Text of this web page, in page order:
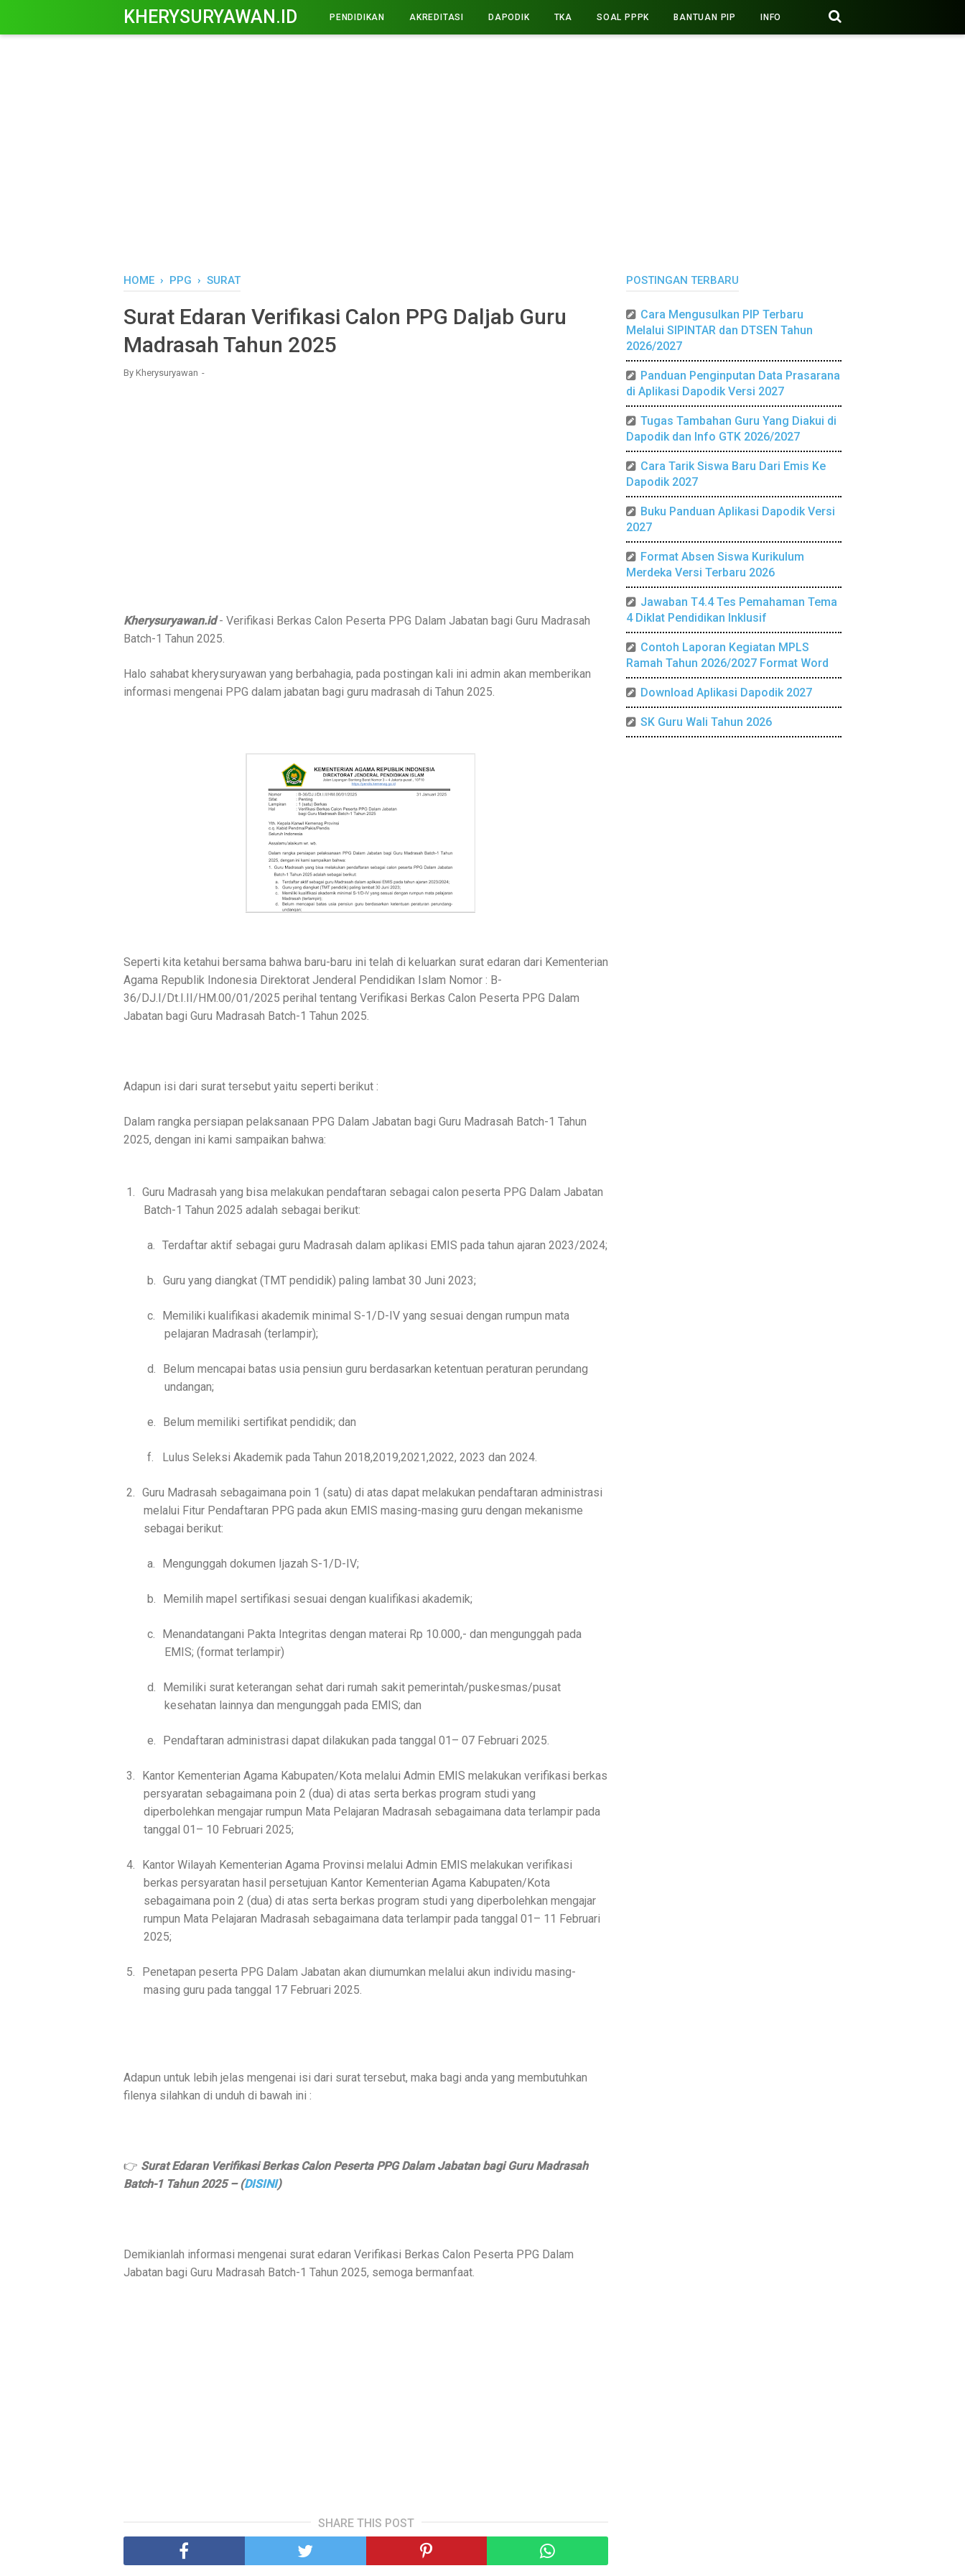
KHERYSURYAWAN.ID PENDIDIKAN AKREDITASI DAPODIK TKA SOAL PPPK BANTUAN PIP INFO
HOME › PPG › SURAT
Surat Edaran Verifikasi Calon PPG Daljab Guru
Madrasah Tahun 2025
By Kherysuryawan
Kherysuryawan.id- Verifikasi Berkas Calon Peserta PPG Dalam Jabatan bagi Guru Madrasah
Batch-1 Tahun 2025.
Halo sahabat kherysuryawan yang berbahagia, pada postingan kali ini admin akan memberikan
informasi mengenai PPG dalam jabatan bagi guru madrasah di Tahun 2025.
Seperti kita ketahui bersama bahwa baru-baru ini telah di keluarkan surat edaran dari Kementerian
Agama Republik Indonesia Direktorat Jenderal Pendidikan Islam Nomor : B-
36/DJ.I/Dt.I.II/HM.00/01/2025 perihal tentang Verifikasi Berkas Calon Peserta PPG Dalam
Jabatan bagi Guru Madrasah Batch-1 Tahun 2025.
Adapun isi dari surat tersebut yaitu seperti berikut :
Dalam rangka persiapan pelaksanaan PPG Dalam Jabatan bagi Guru Madrasah Batch-1 Tahun
2025, dengan ini kami sampaikan bahwa:
1.
Guru Madrasah yang bisa melakukan pendaftaran sebagai calon peserta PPG Dalam Jabatan
Batch-1 Tahun 2025 adalah sebagai berikut:
a. Terdaftar aktif sebagai guru Madrasah dalam aplikasi EMIS pada tahun ajaran 2023/2024;
b. Guru yang diangkat (TMT pendidik) paling lambat 30 Juni 2023;
c.
Memiliki kualifikasi akademik minimal S-1/D-IV yang sesuai dengan rumpun mata
pelajaran Madrasah (terlampir);
d.
Belum mencapai batas usia pensiun guru berdasarkan ketentuan peraturan perundang
undangan;
e. Belum memiliki sertifikat pendidik; dan
f. Lulus Seleksi Akademik pada Tahun 2018,2019,2021,2022, 2023 dan 2024.
2.
Guru Madrasah sebagaimana poin 1 (satu) di atas dapat melakukan pendaftaran administrasi
melalui Fitur Pendaftaran PPG pada akun EMIS masing-masing guru dengan mekanisme
sebagai berikut:
a. Mengunggah dokumen Ijazah S-1/D-IV;
b. Memilih mapel sertifikasi sesuai dengan kualifikasi akademik;
c.
Menandatangani Pakta Integritas dengan materai Rp 10.000,- dan mengunggah pada
EMIS; (format terlampir)
d.
Memiliki surat keterangan sehat dari rumah sakit pemerintah/puskesmas/pusat
kesehatan lainnya dan mengunggah pada EMIS; dan
e. Pendaftaran administrasi dapat dilakukan pada tanggal 01– 07 Februari 2025.
3.
Kantor Kementerian Agama Kabupaten/Kota melalui Admin EMIS melakukan verifikasi berkas
persyaratan sebagaimana poin 2 (dua) di atas serta berkas program studi yang
diperbolehkan mengajar rumpun Mata Pelajaran Madrasah sebagaimana data terlampir pada
tanggal 01– 10 Februari 2025;
4.
Kantor Wilayah Kementerian Agama Provinsi melalui Admin EMIS melakukan verifikasi
berkas persyaratan hasil persetujuan Kantor Kementerian Agama Kabupaten/Kota
sebagaimana poin 2 (dua) di atas serta berkas program studi yang diperbolehkan mengajar
rumpun Mata Pelajaran Madrasah sebagaimana data terlampir pada tanggal 01– 11 Februari
2025;
5.
Penetapan peserta PPG Dalam Jabatan akan diumumkan melalui akun individu masing-
masing guru pada tanggal 17 Februari 2025.
Adapun untuk lebih jelas mengenai isi dari surat tersebut, maka bagi anda yang membutuhkan
filenya silahkan di unduh di bawah ini :
👉 Surat Edaran Verifikasi Berkas Calon Peserta PPG Dalam Jabatan bagi Guru Madrasah
Batch-1 Tahun 2025 – (DISINI)
Demikianlah informasi mengenai surat edaran Verifikasi Berkas Calon Peserta PPG Dalam
Jabatan bagi Guru Madrasah Batch-1 Tahun 2025, semoga bermanfaat.
SHARE THIS POST
POSTINGAN TERBARU
Cara Mengusulkan PIP Terbaru
Melalui SIPINTAR dan DTSEN Tahun
2026/2027
Panduan Penginputan Data Prasarana
di Aplikasi Dapodik Versi 2027
Tugas Tambahan Guru Yang Diakui di
Dapodik dan Info GTK 2026/2027
Cara Tarik Siswa Baru Dari Emis Ke
Dapodik 2027
Buku Panduan Aplikasi Dapodik Versi
2027
Format Absen Siswa Kurikulum
Merdeka Versi Terbaru 2026
Jawaban T4.4 Tes Pemahaman Tema
4 Diklat Pendidikan Inklusif
Contoh Laporan Kegiatan MPLS
Ramah Tahun 2026/2027 Format Word
Download Aplikasi Dapodik 2027
SK Guru Wali Tahun 2026